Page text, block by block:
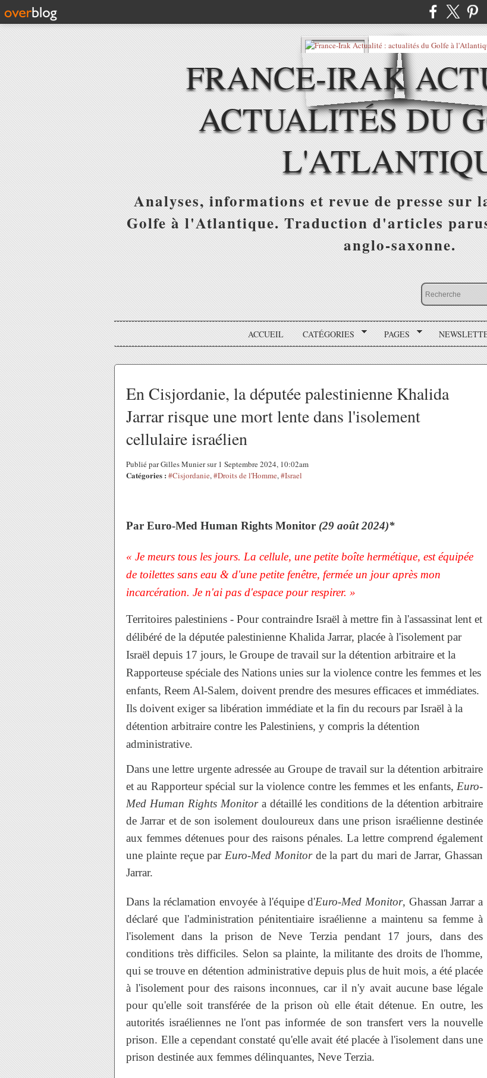
FRANCE-IRAK
ACTUALITÉS DU
Analyses, informations et revue de presse
Golfe à l'Atlantique. Traduction d'articles
anglo-saxonne.
ACCUEIL CATÉGORIES PAGES
En Cisjordanie, la députée palestinienne Khalida
Jarrar risque une mort lente dans l'isolement
cellulaire israélien
Publié par Gilles Munier sur 1 Septembre 2024, 10:02am
Catégories : #Cisjordanie,#Droits de l'Homme,#Israel
Par Euro-Med Human Rights Monitor (29 août 2024)*
« Je meurs tous les jours. La cellule, une petite boîte hermétique, est équipée
de toilettes sans eau & d'une petite fenêtre, fermée un jour après mon
incarcération. Je n'ai pas d'espace pour respirer. »
Territoires palestiniens - Pour contraindre Israël à mettre fin à l'assassinat lent et
délibéré de la députée palestinienne Khalida Jarrar, placée à l'isolement par
Israël depuis 17 jours, le Groupe de travail sur la détention arbitraire et la
Rapporteuse spéciale des Nations unies sur la violence contre les femmes et les
enfants, Reem Al-Salem, doivent prendre des mesures efficaces et immédiates.
Ils doivent exiger sa libération immédiate et la fin du recours par Israël à la
détention arbitraire contre les Palestiniens, y compris la détention
administrative.
Dans une lettre urgente adressée au Groupe de travail sur la détention arbitraire
et au Rapporteur spécial sur la violence contre les femmes et les enfants, Euro-
Med Human Rights Monitor a détaillé les conditions de la détention arbitraire
de Jarrar et de son isolement douloureux dans une prison israélienne destinée
aux femmes détenues pour des raisons pénales. La lettre comprend également
une plainte reçue par Euro-Med Monitorde la part du mari de Jarrar, Ghassan
Jarrar.
Dans la réclamation envoyée à l'équipe d'Euro-Med Monitor, Ghassan Jarrar a
déclaré que l'administration pénitentiaire israélienne a maintenu sa femme à
l'isolement dans la prison de Neve Terzia pendant 17 jours, dans des
conditions très difficiles. Selon sa plainte, la militante des droits de l'homme,
qui se trouve en détention administrative depuis plus de huit mois, a été placée
à l'isolement pour des raisons inconnues, car il n'y avait aucune base légale
pour qu'elle soit transférée de la prison où elle était détenue. En outre, les
autorités israéliennes ne l'ont pas informée de son transfert vers la nouvelle
prison. Elle a cependant constaté qu'elle avait été placée à l'isolement dans une
prison destinée aux femmes délinquantes, Neve Terzia.